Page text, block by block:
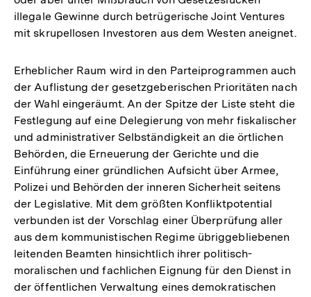
illegale Gewinne durch betrügerische Joint Ventures
mit skrupellosen Investoren aus dem Westen aneignet.
Erheblicher Raum wird in den Parteiprogrammen auch
der Auflistung der gesetzgeberischen Prioritäten nach
der Wahl eingeräumt. An der Spitze der Liste steht die
Festlegung auf eine Delegierung von mehr fiskalischer
und administrativer Selbständigkeit an die örtlichen
Behörden, die Erneuerung der Gerichte und die
Einführung einer gründlichen Aufsicht über Armee,
Polizei und Behörden der inneren Sicherheit seitens
der Legislative. Mit dem größten Konfliktpotential
verbunden ist der Vorschlag einer Überprüfung aller
aus dem kommunistischen Regime übriggebliebenen
leitenden Beamten hinsichtlich ihrer politisch-
moralischen und fachlichen Eignung für den Dienst in
der öffentlichen Verwaltung eines demokratischen